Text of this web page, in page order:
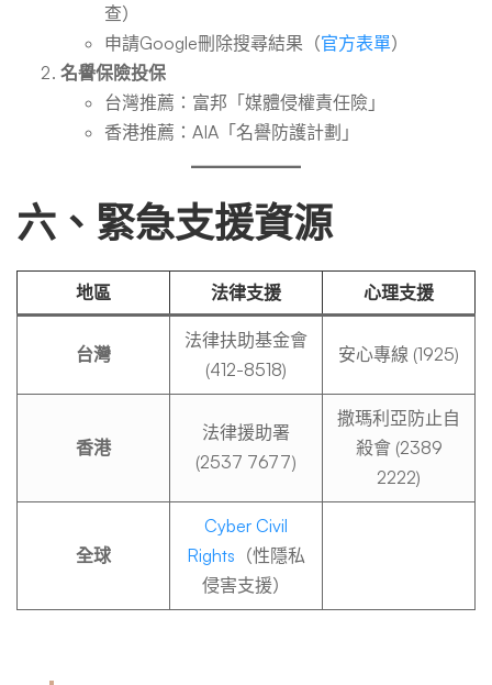
查）
申請Google刪除搜尋結果（官方表單）
名譽保險投保
台灣推薦：富邦「媒體侵權責任險」
香港推薦：AIA「名譽防護計劃」
六、緊急支援資源
地區 法律支援 心理支援
台灣
法律扶助基金會
(412-8518)
安心專線 (1925)
香港
法律援助署
(2537 7677)
撒瑪利亞防止自
殺會 (2389
2222)
全球
Cyber Civil
Rights （性隱私
侵害支援）